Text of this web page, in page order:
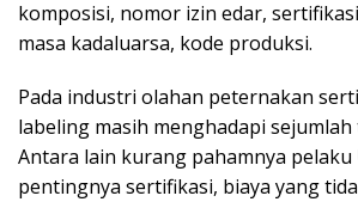
komposisi, nomor izin edar,
masa kadaluarsa, kode produksi.
Pada industri olahan peternakan
labeling masih menghadapi
Antara lain kurang pahamnya
pentingnya sertifikasi, biaya yang